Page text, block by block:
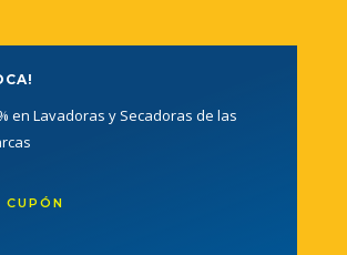
en Lavadoras y Secadoras de las
CUPÓN